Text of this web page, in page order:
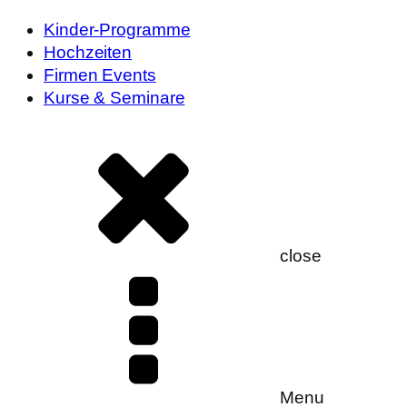
Kinder-Programme
Hochzeiten
Firmen Events
Kurse & Seminare
close
Menu